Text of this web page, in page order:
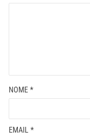
NOME *
EMAIL *